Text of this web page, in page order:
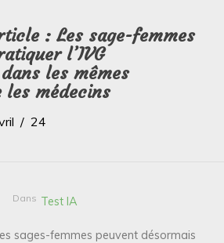
: Les sage-femmes
l’IVG
les mêmes
médecins
24
Dans Test IA
sages-femmes peuvent désormais